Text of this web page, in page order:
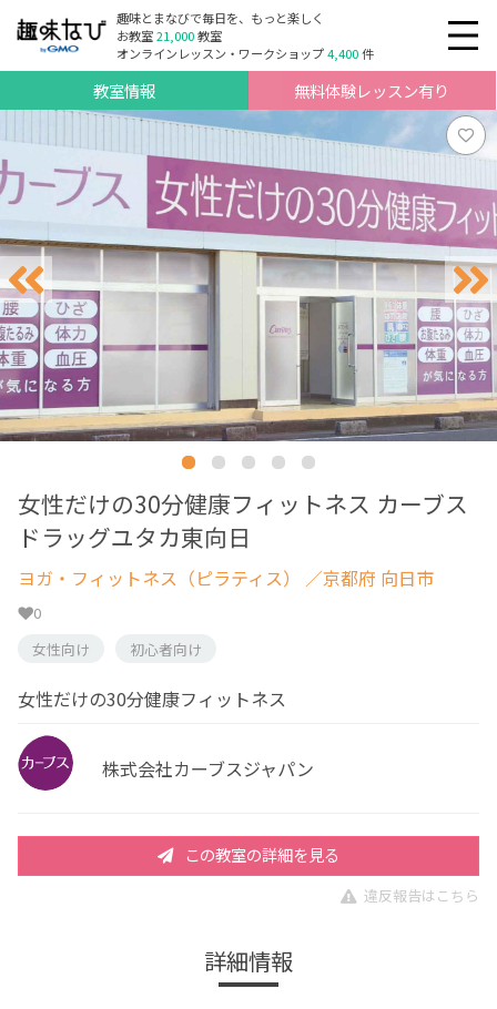
趣味とまなびで毎日を、もっと楽しく
お教室21,000教室
オンラインレッスン・ワークショップ4,400件
教室情報 無料体験レッスン有り
女性だけの30分健康フィットネス カーブス
ドラッグユタカ東向日
ヨガ・フィットネス（ピラティス） ／京都府 向日市
0
女性向け
初心者向け
女性だけの30分健康フィットネス
株式会社カーブスジャパン
この教室の詳細を見る
違反報告はこちら
詳細情報